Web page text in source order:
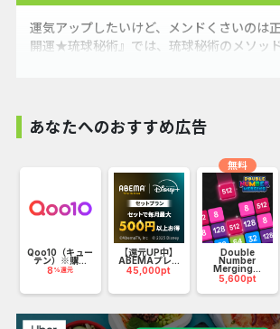
運気アップしたいけど、メンドくさいのは
開運★琉球秘術』では、琉球秘術のメソッ
あなたへのおすすめ広告
Qoo10（キュー
テン）※購...
8 %還元
【還元UP中】
ABEMAプレ...
45,000pt
Double
Number
Merging...
5,600pt
無料